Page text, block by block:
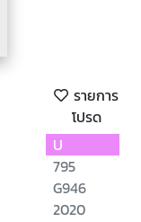
รายการ
โปรด
U
795
G946
2020